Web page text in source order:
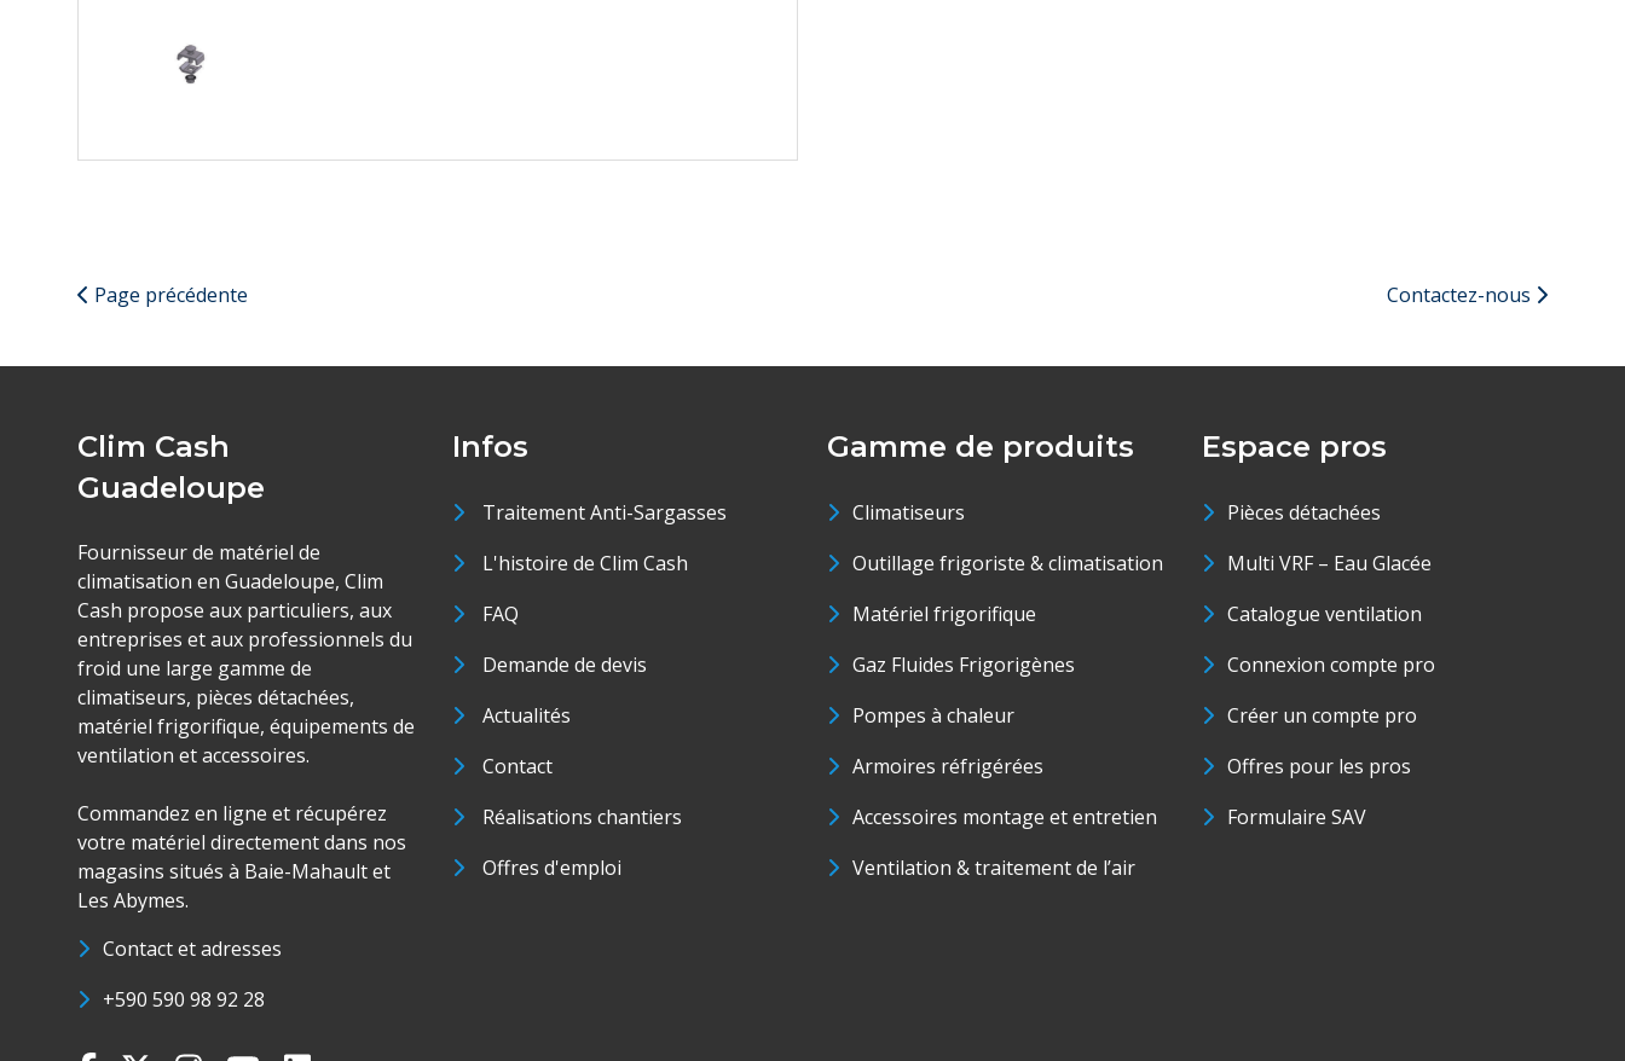
Page précédente Contactez-nous
Clim Cash
Guadeloupe
Fournisseur de matériel de
climatisation en Guadeloupe, Clim
Cash propose aux particuliers, aux
entreprises et aux professionnels du
froid une large gamme de
climatiseurs, pièces détachées,
matériel frigorifique, équipements de
ventilation et accessoires.
Commandez en ligne et récupérez
votre matériel directement dans nos
magasins situés à Baie-Mahault et
Les Abymes.
Contact et adresses
+590 590 98 92 28
Infos
Traitement Anti-Sargasses
L'histoire de Clim Cash
FAQ
Demande de devis
Actualités
Contact
Réalisations chantiers
Offres d'emploi
Gamme de produits
Climatiseurs
Outillage frigoriste & climatisation
Matériel frigorifique
Gaz Fluides Frigorigènes
Pompes à chaleur
Armoires réfrigérées
Accessoires montage et entretien
Ventilation & traitement de l’air
Espace pros
Pièces détachées
Multi VRF – Eau Glacée
Catalogue ventilation
Connexion compte pro
Créer un compte pro
Offres pour les pros
Formulaire SAV